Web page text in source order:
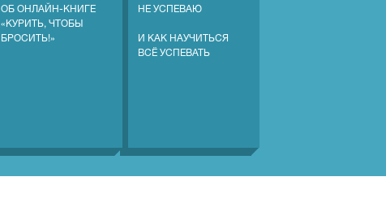
ОБ ОНЛАЙН-КНИГЕ
«КУРИТЬ, ЧТОБЫ
БРОСИТЬ!»
НЕ УСПЕВАЮ
И КАК НАУЧИТЬСЯ
ВСЁ УСПЕВАТЬ